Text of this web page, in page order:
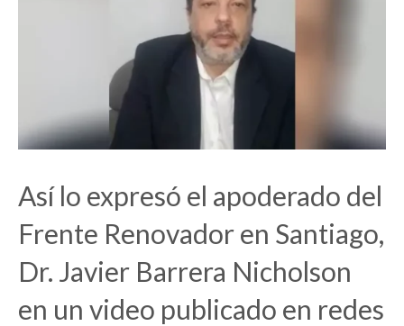
Así lo expresó el apoderado del
Frente Renovador en Santiago,
Dr. Javier Barrera Nicholson
en un video publicado en redes